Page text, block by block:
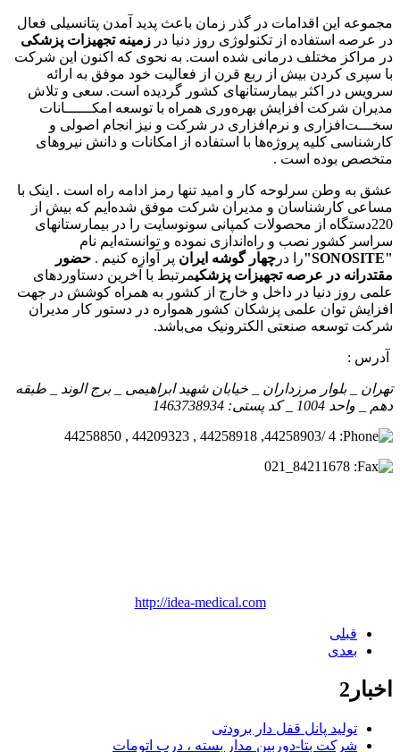
مجموعه این اقدامات در گذر زمان باعث پدید آمدن پتانسیلی فعال
در عرصه استفاده از تکنولوژی روز دنيا در زمينه تجهيزات پزشکی
در مراکز مختلف درمانی شده است. به نحوی که اکنون این شرکت
با سپری کردن بیش از ربع قرن از فعالیت خود موفق به ارائه
سرويس در اکثر بيمارستانهای کشور گردیده است. سعی و تلاش
مدیران شرکت افزایش بهره‌وری همراه با توسعه امکــــــانات
سخـــت‌افزاری و نرم‌افزاری در شرکت و نیز انجام اصولی و
کارشناسی کلیه پروژه‌ها با استفاده از امکانات و دانش نیروهای
متخصص بوده است .
عشق به وطن سرلوحه کار و امید تنها رمز ادامه راه است . اینک با
مساعی کارشناسان و مدیران شرکت موفق شده‌ايم که بیش از
220دستگاه از محصولات کمپانی سونوسایت را در بيمارستانهای
سراسر کشور نصب و راه‌اندازی نموده و توانسته‌ایم نام
"SONOSITE"
را در چهار گوشه ایران پر آوازه کنیم . حضور
مقتدرانه در عرصه تجهيزات پزشکیمرتبط با آخرين دستاوردهای
علمی روز دنيا در داخل و خارج از کشور به همراه کوشش در جهت
افزایش توان علمی پزشکان کشور همواره در دستور کار مدیران
شرکت توسعه صنعتی الکترونيک می‌باشد.
آدرس :
تهران _ بلوار مرزداران _ خيابان شهید ابراهیمی _ برج الوند _ طبقه
دهم _ واحد 1004 _ کد پستی: 1463738934
http://idea-medical.com
قبلی
بعدی
اخبار2
تولید پانل قفل دار برودتی
شرکت بتا-دوربین مدار بسته ، درب اتومات